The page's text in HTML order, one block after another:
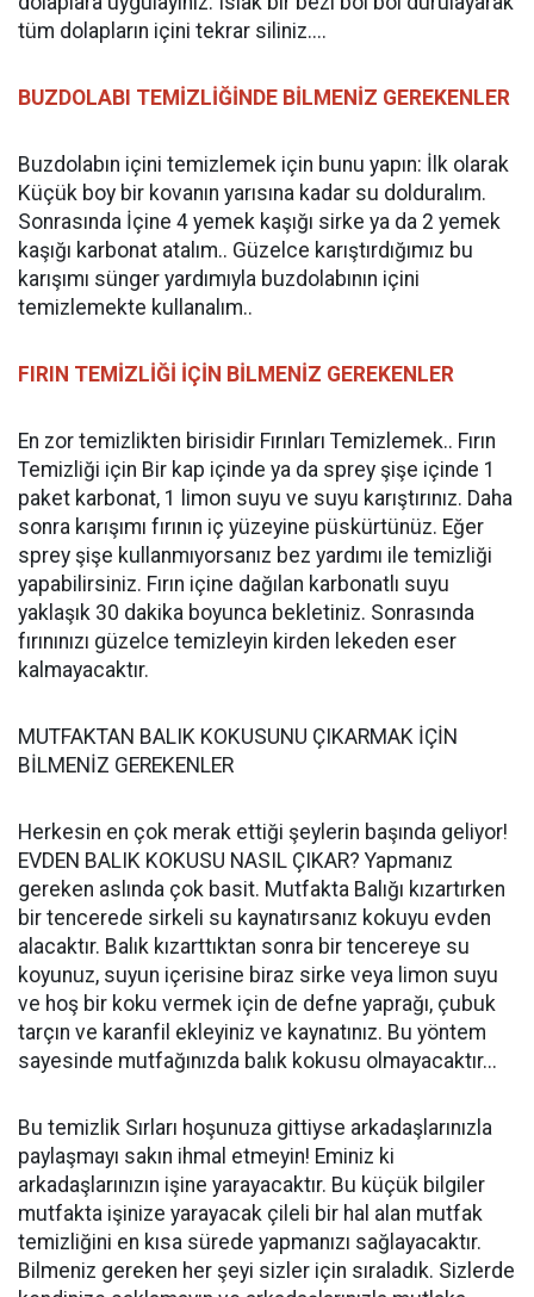
tüm dolapların içini tekrar siliniz....
BUZDOLABI TEMİZLİĞİNDE BİLMENİZ GEREKENLER
Buzdolabın içini temizlemek için bunu yapın: İlk olarak
Küçük boy bir kovanın yarısına kadar su dolduralım.
Sonrasında İçine 4 yemek kaşığı sirke ya da 2 yemek
kaşığı karbonat atalım.. Güzelce karıştırdığımız bu
karışımı sünger yardımıyla buzdolabının içini
temizlemekte kullanalım..
FIRIN TEMİZLİĞİ İÇİN BİLMENİZ GEREKENLER
En zor temizlikten birisidir Fırınları Temizlemek.. Fırın
Temizliği için Bir kap içinde ya da sprey şişe içinde 1
paket karbonat, 1 limon suyu ve suyu karıştırınız. Daha
sonra karışımı fırının iç yüzeyine püskürtünüz. Eğer
sprey şişe kullanmıyorsanız bez yardımı ile temizliği
yapabilirsiniz. Fırın içine dağılan karbonatlı suyu
yaklaşık 30 dakika boyunca bekletiniz. Sonrasında
fırınınızı güzelce temizleyin kirden lekeden eser
kalmayacaktır.
MUTFAKTAN BALIK KOKUSUNU ÇIKARMAK İÇİN
BİLMENİZ GEREKENLER
Herkesin en çok merak ettiği şeylerin başında geliyor!
EVDEN BALIK KOKUSU NASIL ÇIKAR? Yapmanız
gereken aslında çok basit. Mutfakta Balığı kızartırken
bir tencerede sirkeli su kaynatırsanız kokuyu evden
alacaktır. Balık kızarttıktan sonra bir tencereye su
koyunuz, suyun içerisine biraz sirke veya limon suyu
ve hoş bir koku vermek için de defne yaprağı, çubuk
tarçın ve karanfil ekleyiniz ve kaynatınız. Bu yöntem
sayesinde mutfağınızda balık kokusu olmayacaktır...
Bu temizlik Sırları hoşunuza gittiyse arkadaşlarınızla
paylaşmayı sakın ihmal etmeyin! Eminiz ki
arkadaşlarınızın işine yarayacaktır. Bu küçük bilgiler
mutfakta işinize yarayacak çileli bir hal alan mutfak
temizliğini en kısa sürede yapmanızı sağlayacaktır.
Bilmeniz gereken her şeyi sizler için sıraladık. Sizlerde